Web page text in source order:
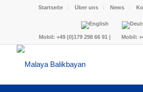
Startseite Über uns News
Mobil:+49 (0)179 298 66 91 | Mobil: